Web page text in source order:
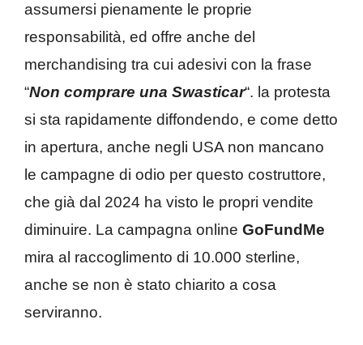
assumersi pienamente le proprie
responsabilità, ed offre anche del
merchandising tra cui adesivi con la frase
“Non comprare una Swasticar“. la protesta
si sta rapidamente diffondendo, e come detto
in apertura, anche negli USA non mancano
le campagne di odio per questo costruttore,
che già dal 2024 ha visto le propri vendite
diminuire. La campagna online GoFundMe
mira al raccoglimento di 10.000 sterline,
anche se non è stato chiarito a cosa
serviranno.